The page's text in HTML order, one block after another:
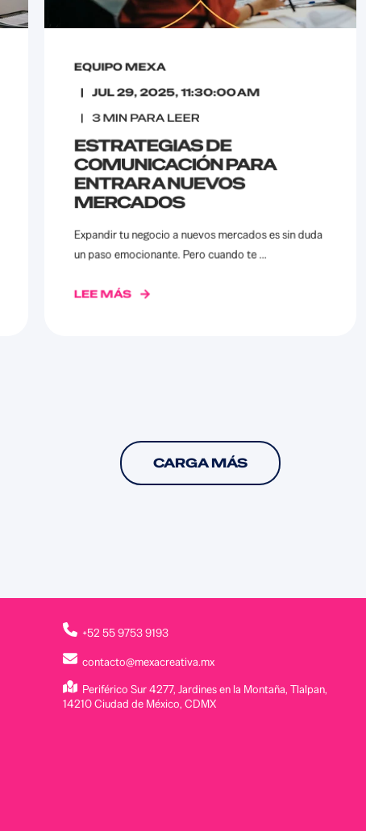
EQUIPO MEXA
JUL 29, 2025, 11:30:00 AM
3MIN PARA LEER
ESTRATEGIAS DE
COMUNICACIÓN PARA
ENTRAR A NUEVOS
MERCADOS
Expandir tu negocio a nuevos mercados es sin duda
un paso emocionante. Pero cuando te ...
LEE MÁS
CARGA MÁS
+52 55 9753 9193
contacto@mexacreativa.mx
Periférico Sur 4277, Jardines en la Montaña, Tlalpan,
14210 Ciudad de México, CDMX